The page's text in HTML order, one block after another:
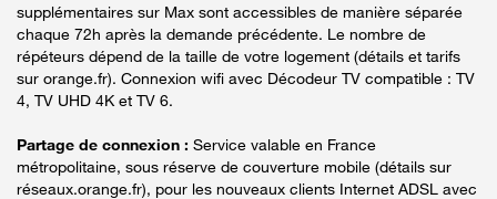
supplémentaires sur Max sont accessibles de manière séparée
chaque 72h après la demande précédente. Le nombre de
répéteurs dépend de la taille de votre logement (détails et tarifs
sur orange.fr). Connexion wifi avec Décodeur TV compatible : TV
4, TV UHD 4K et TV 6.
Partage de connexion : Service valable en France
métropolitaine, sous réserve de couverture mobile (détails sur
réseaux.orange.fr), pour les nouveaux clients Internet ADSL avec